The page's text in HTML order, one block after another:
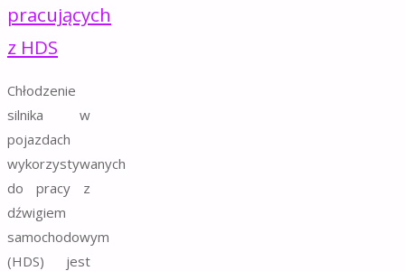
pracujących
z HDS
Chłodzenie
silnika w
pojazdach
wykorzystywanych
do pracy z
dźwigiem
samochodowym
(HDS) jest